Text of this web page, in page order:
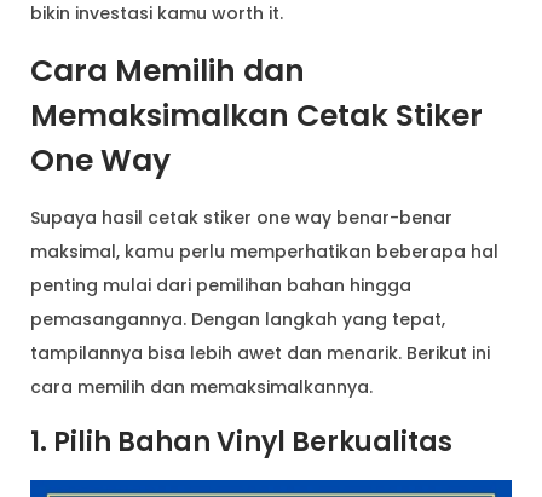
bikin investasi kamu worth it.
Cara Memilih dan
Memaksimalkan Cetak Stiker
One Way
Supaya hasil cetak stiker one way benar-benar
maksimal, kamu perlu memperhatikan beberapa hal
penting mulai dari pemilihan bahan hingga
pemasangannya. Dengan langkah yang tepat,
tampilannya bisa lebih awet dan menarik. Berikut ini
cara memilih dan memaksimalkannya.
1. Pilih Bahan Vinyl Berkualitas